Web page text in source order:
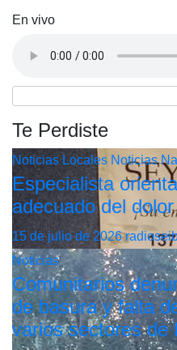
En vivo
Te Perdiste
Noticias Locales Noticias
Especialista
adecuado del dolor
15 de julio de 2026
Noticias
Comunitarios
de basura y falta
varios sectores de